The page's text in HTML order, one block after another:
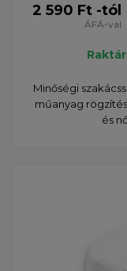
2 590 Ft -tól
ÁFÁ-val
Minőségi
műanyag
és